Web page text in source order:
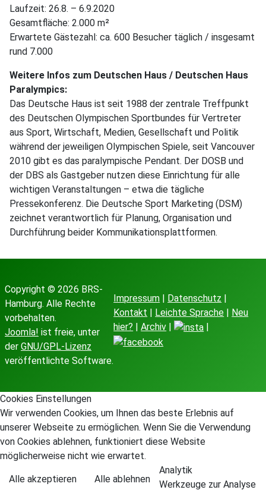
Laufzeit: 26.8. – 6.9.2020
Gesamtfläche: 2.000 m²
Erwartete Gästezahl: ca. 600 Besucher täglich / insgesamt
rund 7.000
Weitere Infos zum Deutschen Haus / Deutschen Haus
Paralympics:
Das Deutsche Haus ist seit 1988 der zentrale Treffpunkt
des Deutschen Olympischen Sportbundes für Vertreter
aus Sport, Wirtschaft, Medien, Gesellschaft und Politik
während der jeweiligen Olympischen Spiele, seit Vancouver
2010 gibt es das paralympische Pendant. Der DOSB und
der DBS als Gastgeber nutzen diese Einrichtung für alle
wichtigen Veranstaltungen – etwa die tägliche
Pressekonferenz. Die Deutsche Sport Marketing (DSM)
zeichnet verantwortlich für Planung, Organisation und
Durchführung beider Kommunikationsplattformen.
Copyright © 2026 BRS-
Hamburg. Alle Rechte
vorbehalten.
Joomla! ist freie, unter
der GNU/GPL-Lizenz
veröffentlichte Software.
Impressum Datenschutz
Kontakt
Leichte Sprache
Neu
hier? |Archiv |
Cookies Einstellungen
Wir verwenden Cookies, um Ihnen das beste Erlebnis auf
unserer Webseite zu ermöglichen. Wenn Sie die Verwendung
von Cookies ablehnen, funktioniert diese Website
möglicherweise nicht wie erwartet.
Alle akzeptieren Alle ablehnen
Analytik
Werkzeuge zur Analyse